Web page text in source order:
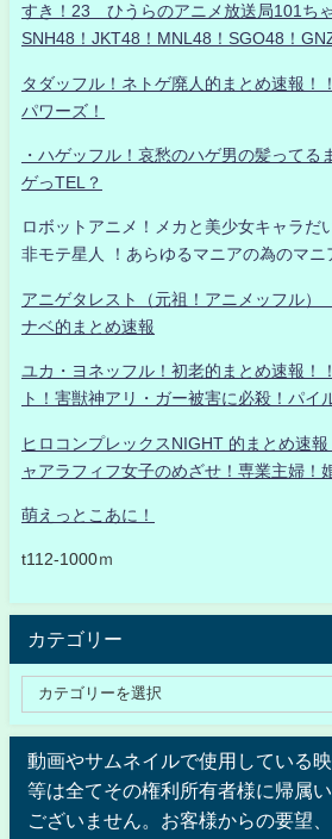
すき！23 ひうらのアニメ放送局101ち
SNH48！JKT48！MNL48！SGO48！
タダッフル！ネトゲ廃人的まとめ速報！
パワーズ！
・ハゲッフル！哀愁のハゲ男の髪ってる
ゲっTEL？
ロボットアニメ！メカと美少女キャラだ
非モテ星人 ！あらゆるマニアの為のマニ
アニゲタレスト（元祖！アニメッフル
ナベ的まとめ速報
ユカ・ヨネッフル！初老的まとめ速報！
ト！害獣神アリ・ガー被害に必殺！パイ
ヒロコンプレックスNIGHT 的まとめ速
ャアラフィフ女子のめざせ！専業主婦！
萌えっとこあに！
t112-1000ｍ
カテゴリー
動画やサムネイルで使用している
等は全てその権利所有者様に帰属
ございません。お客様からの要望